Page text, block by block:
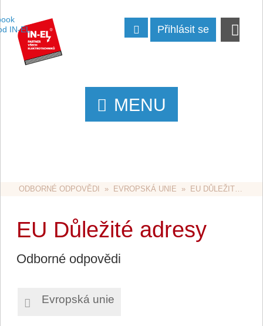
Přihlásit se
MENU
ODBORNÉ ODPOVĚDI
  »
EVROPSKÁ UNIE
  »  EU DŮLEŽITÉ ADRESY
EU Důležité adresy
Odborné odpovědi
Evropská unie